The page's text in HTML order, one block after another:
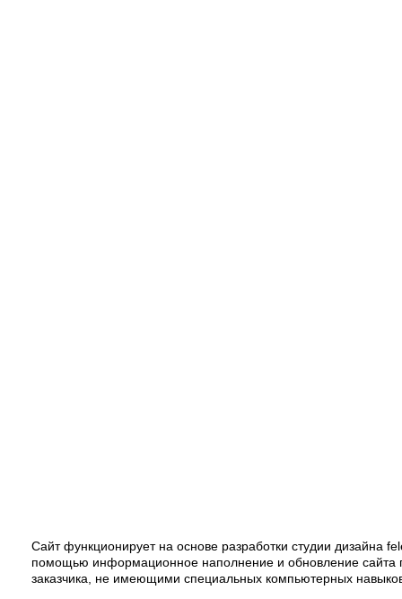
Сайт функционирует на основе разработки студии дизайна
помощью информационное наполнение и обновление сайта
заказчика, не имеющими специальных компьютерных